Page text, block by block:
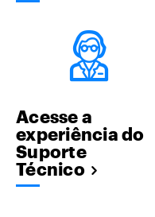
Acesse a
experiência do
Suporte
Técnico